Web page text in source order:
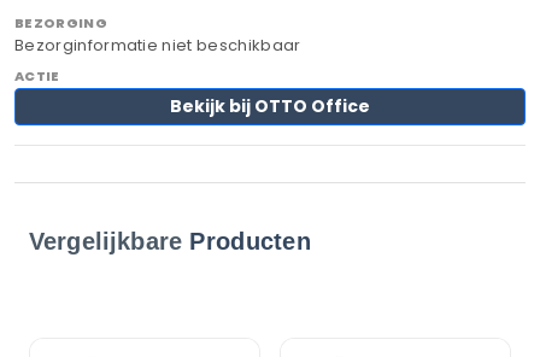
Bezorginformatie niet beschikbaar
Bekijk bij OTTO Office
Vergelijkbare Producten